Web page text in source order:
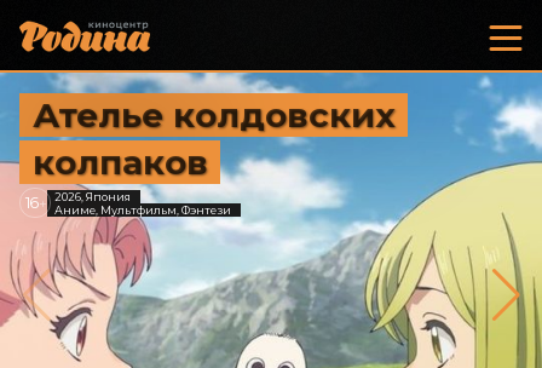
Ателье колдовских
колпаков
16+
2026, Япония
Аниме, Мультфильм, Фэнтези